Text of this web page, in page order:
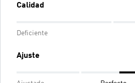
Calidad
Deficiente
Ajuste